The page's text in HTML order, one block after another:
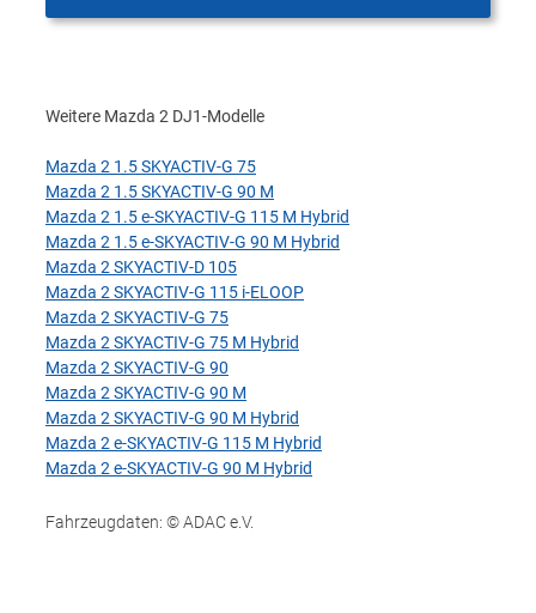
Weitere Mazda 2 DJ1-Modelle
Mazda 2 1.5 SKYACTIV-G 75
Mazda 2 1.5 SKYACTIV-G 90 M
Mazda 2 1.5 e-SKYACTIV-G 115 M Hybrid
Mazda 2 1.5 e-SKYACTIV-G 90 M Hybrid
Mazda 2 SKYACTIV-D 105
Mazda 2 SKYACTIV-G 115 i-ELOOP
Mazda 2 SKYACTIV-G 75
Mazda 2 SKYACTIV-G 75 M Hybrid
Mazda 2 SKYACTIV-G 90
Mazda 2 SKYACTIV-G 90 M
Mazda 2 SKYACTIV-G 90 M Hybrid
Mazda 2 e-SKYACTIV-G 115 M Hybrid
Mazda 2 e-SKYACTIV-G 90 M Hybrid
Fahrzeugdaten: © ADAC e.V.